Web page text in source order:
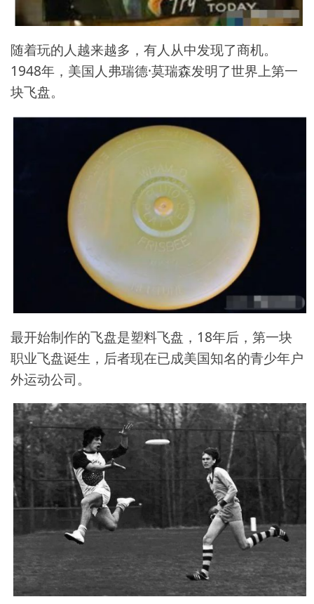
随着玩的人越来越多，有人从中发现了商机。
1948年，美国人弗瑞德·莫瑞森发明了世界上第一
块飞盘。
最开始制作的飞盘是塑料飞盘，18年后，第一块
职业飞盘诞生，后者现在已成美国知名的青少年户
外运动公司。